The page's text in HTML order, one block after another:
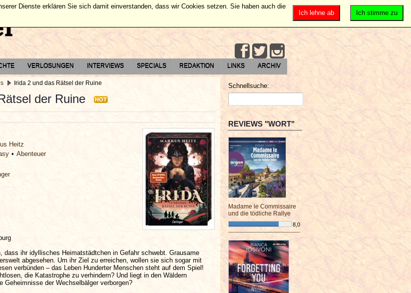
VERLOSUNGEN INTERVIEWS SPECIALS REDAKTION LINKS ARCHIV
Irida 2 und das Rätsel der Ruine
der Ruine HOT
Heitz
Abenteuer
dass ihr idyllisches Heimatstädtchen in Gefahr schwebt. Grausame
abgesehen. Um ihr Ziel zu erreichen, wollen sie sich sogar mit
verbünden – das Leben Hunderter Menschen steht auf dem Spiel!
die Katastrophe zu verhindern? Und liegt in den Wäldern
Geheimnisse der Wechselbälger verborgen?
Schnellsuche:
REVIEWS "WORT"
Madame le Commissaire
und die tödliche Rallye
8,0
¯¯¯¯¯¯¯¯¯¯¯¯¯¯¯¯¯¯¯¯¯¯¯¯
Ich stimme zu
Ich lehne ab
Dienste erklären Sie sich damit einverstanden, dass wir Cookies setzen. Sie haben auch die